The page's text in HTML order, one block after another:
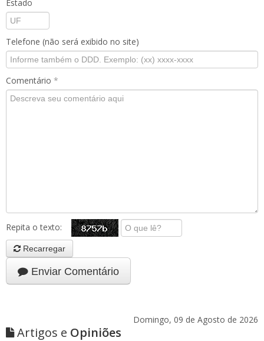
Estado
Telefone (não será exibido no site)
Comentário *
Repita o texto:
Recarregar
Enviar Comentário
Domingo, 09 de Agosto de 2026
Artigos e Opiniões